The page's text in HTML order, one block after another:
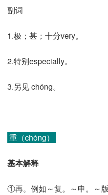
副词
1.极；甚；十分very。
2.特别especially。
3.另见 chóng。
重（chóng）
基本解释
①再。例如～复。～申。～